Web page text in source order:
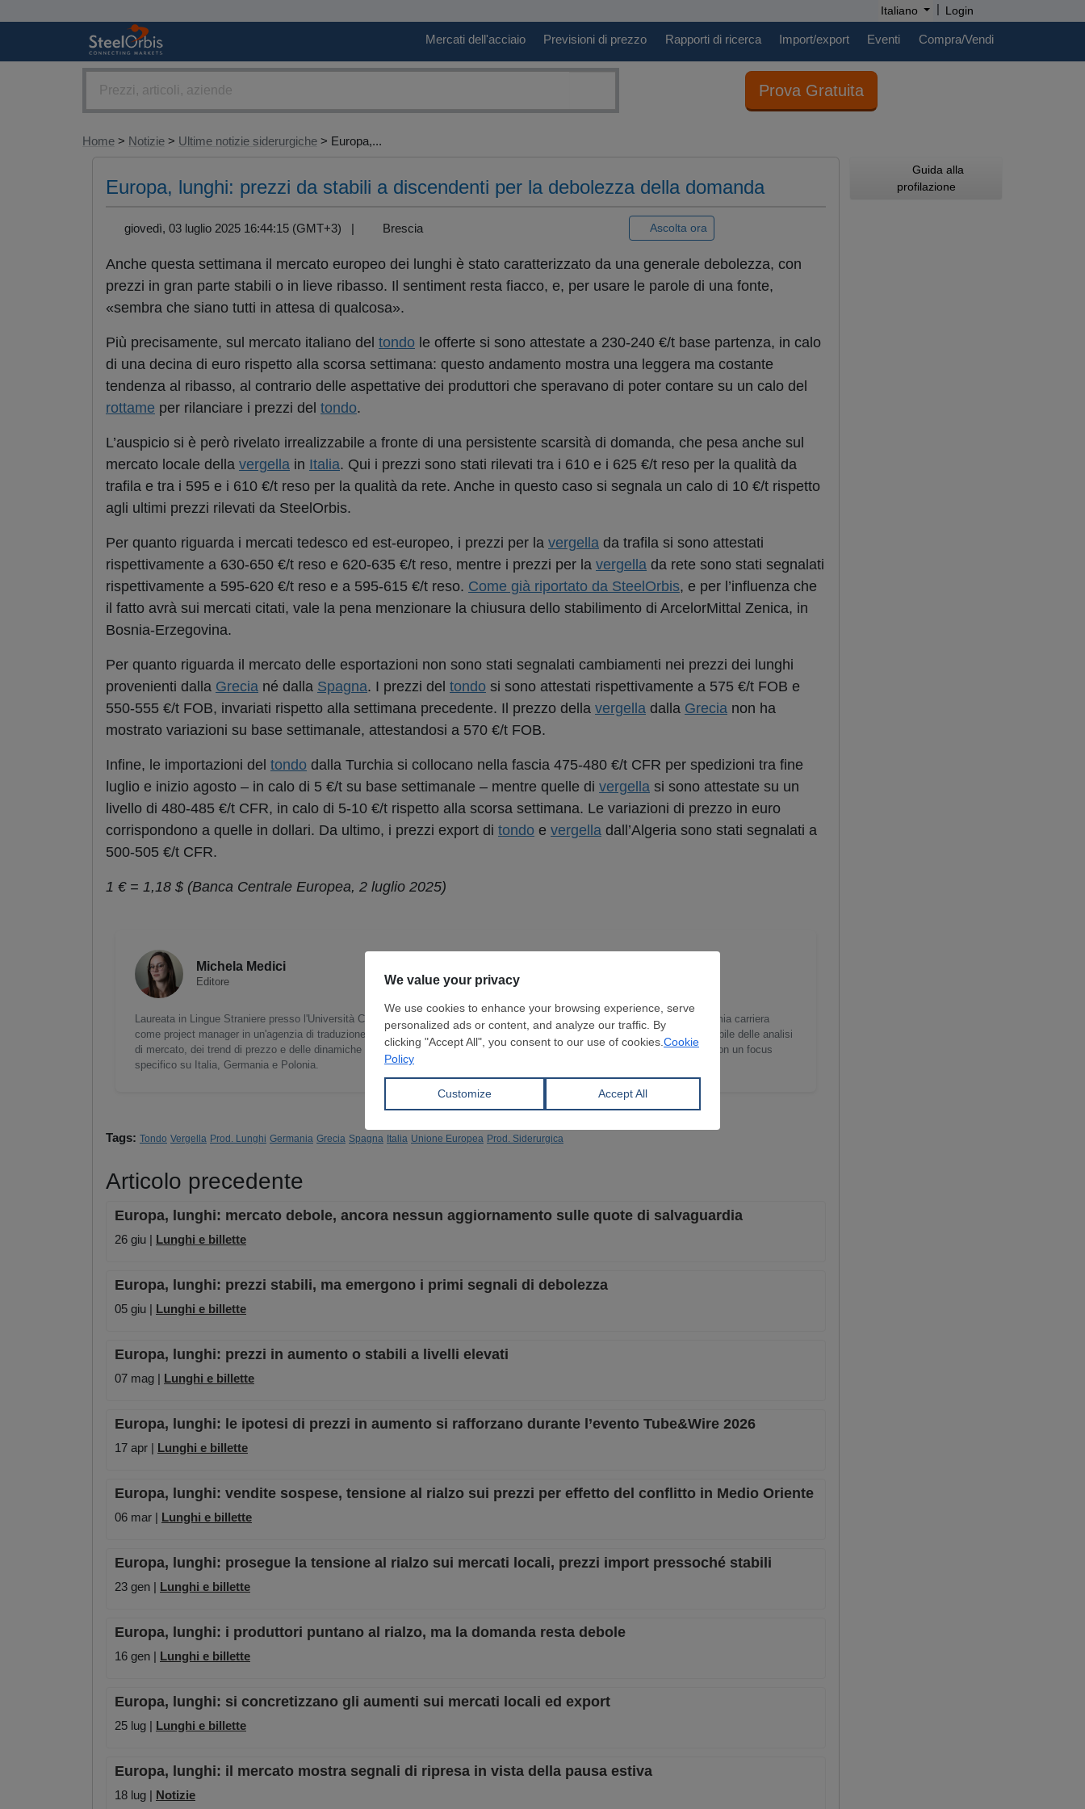
Italiano | Login
Mercati dell'acciaio Previsioni di prezzo Rapporti di ricerca Import/export Eventi Compra/Vendi
Prova Gratuita
Home > Notizie > Ultime notizie siderurgiche > Europa,...
Europa, lunghi: prezzi da stabili a discendenti per la debolezza della domanda
giovedì, 03 luglio 2025 16:44:15 (GMT+3) | Brescia Ascolta ora
Anche questa settimana il mercato europeo dei lunghi è stato caratterizzato da una generale debolezza, con
prezzi in gran parte stabili o in lieve ribasso. Il sentiment resta fiacco, e, per usare le parole di una fonte,
«sembra che siano tutti in attesa di qualcosa».
Più precisamente, sul mercato italiano del tondo le offerte si sono attestate a 230-240 €/t base partenza, in calo
di una decina di euro rispetto alla scorsa settimana: questo andamento mostra una leggera ma costante
tendenza al ribasso, al contrario delle aspettative dei produttori che speravano di poter contare su un calo del
rottame per rilanciare i prezzi del tondo.
L’auspicio si è però rivelato irrealizzabile a fronte di una persistente scarsità di domanda, che pesa anche sul
mercato locale della vergella in Italia. Qui i prezzi sono stati rilevati tra i 610 e i 625 €/t reso per la qualità da
trafila e tra i 595 e i 610 €/t reso per la qualità da rete. Anche in questo caso si segnala un calo di 10 €/t rispetto
agli ultimi prezzi rilevati da SteelOrbis.
Per quanto riguarda i mercati tedesco ed est-europeo, i prezzi per la vergella da trafila si sono attestati
rispettivamente a 630-650 €/t reso e 620-635 €/t reso, mentre i prezzi per la vergella da rete sono stati segnalati
rispettivamente a 595-620 €/t reso e a 595-615 €/t reso. Come già riportato da SteelOrbis, e per l’influenza che
il fatto avrà sui mercati citati, vale la pena menzionare la chiusura dello stabilimento di ArcelorMittal Zenica, in
Bosnia-Erzegovina.
Per quanto riguarda il mercato delle esportazioni non sono stati segnalati cambiamenti nei prezzi dei lunghi
provenienti dalla Grecia né dalla Spagna. I prezzi del tondo si sono attestati rispettivamente a 575 €/t FOB e
550-555 €/t FOB, invariati rispetto alla settimana precedente. Il prezzo della vergella dalla Grecia non ha
mostrato variazioni su base settimanale, attestandosi a 570 €/t FOB.
Infine, le importazioni del tondo dalla Turchia si collocano nella fascia 475-480 €/t CFR per spedizioni tra fine
luglio e inizio agosto – in calo di 5 €/t su base settimanale – mentre quelle di vergella si sono attestate su un
livello di 480-485 €/t CFR, in calo di 5-10 €/t rispetto alla scorsa settimana. Le variazioni di prezzo in euro
corrispondono a quelle in dollari. Da ultimo, i prezzi export di tondo e vergella dall’Algeria sono stati segnalati a
500-505 €/t CFR.
1 € = 1,18 $ (Banca Centrale Europea, 2 luglio 2025)
Michela Medici
Editore
Laureata in Lingue Straniere presso l'Università Cattolica di Milano e con una Laurea Magistrale in Traduzione, ho iniziato la mia carriera
come project manager in un'agenzia di traduzione prima di entrare a far parte di SteelOrbis nel 2023. Dal 2024 sono responsabile delle analisi
di mercato, dei trend di prezzo e delle dinamiche del settore del rottame ferroso e dei prodotti lunghi in acciaio per l'Europa, con un focus
specifico su Italia, Germania e Polonia.
Tags: Tondo Vergella Prod. Lunghi Germania Grecia Spagna Italia Unione Europea Prod. Siderurgica
Articolo precedente
Europa, lunghi: mercato debole, ancora nessun aggiornamento sulle quote di salvaguardia
26 giu | Lunghi e billette
Europa, lunghi: prezzi stabili, ma emergono i primi segnali di debolezza
05 giu | Lunghi e billette
Europa, lunghi: prezzi in aumento o stabili a livelli elevati
07 mag | Lunghi e billette
Europa, lunghi: le ipotesi di prezzi in aumento si rafforzano durante l’evento Tube&Wire 2026
17 apr | Lunghi e billette
Europa, lunghi: vendite sospese, tensione al rialzo sui prezzi per effetto del conflitto in Medio Oriente
06 mar | Lunghi e billette
Europa, lunghi: prosegue la tensione al rialzo sui mercati locali, prezzi import pressoché stabili
23 gen | Lunghi e billette
Europa, lunghi: i produttori puntano al rialzo, ma la domanda resta debole
16 gen | Lunghi e billette
Europa, lunghi: si concretizzano gli aumenti sui mercati locali ed export
25 lug | Lunghi e billette
Europa, lunghi: il mercato mostra segnali di ripresa in vista della pausa estiva
18 lug | Notizie
Guida alla
profilazione